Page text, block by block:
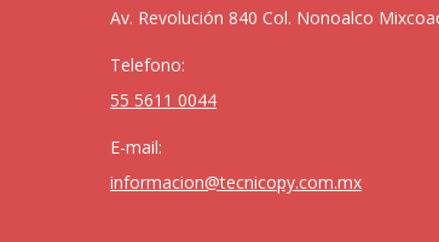
Av. Revolución 840 Col. Nonoalco
Telefono:
55 5611 0044
E-mail:
informacion@tecnicopy.com.mx